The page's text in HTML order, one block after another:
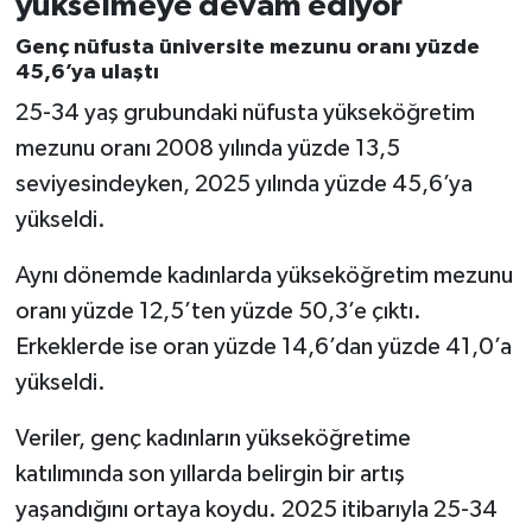
Genç nüfusta üniversite mezunu oranı yüzde
45,6’ya ulaştı
25-34 yaş grubundaki nüfusta yükseköğretim
mezunu oranı 2008 yılında yüzde 13,5
seviyesindeyken, 2025 yılında yüzde 45,6’ya
yükseldi.
Aynı dönemde kadınlarda yükseköğretim mezunu
oranı yüzde 12,5’ten yüzde 50,3’e çıktı.
Erkeklerde ise oran yüzde 14,6’dan yüzde 41,0’a
yükseldi.
Veriler, genç kadınların yükseköğretime
katılımında son yıllarda belirgin bir artış
yaşandığını ortaya koydu. 2025 itibarıyla 25-34